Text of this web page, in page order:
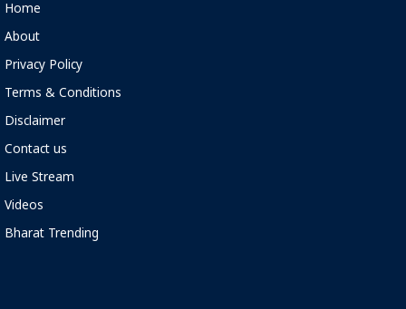
Home
About
Privacy Policy
Terms & Conditions
Disclaimer
Contact us
Live Stream
Videos
Bharat Trending